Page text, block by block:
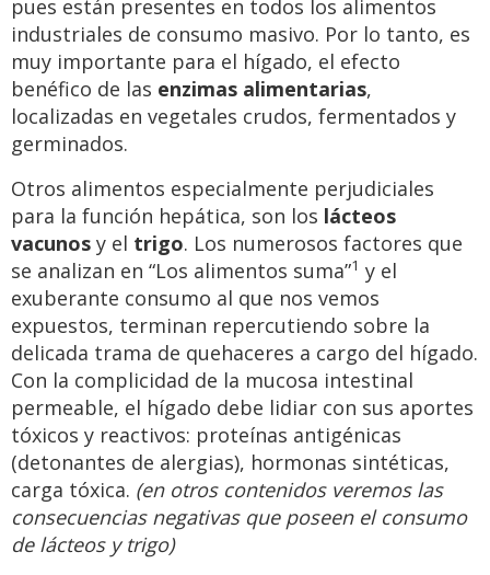
pues están presentes en todos los alimentos
industriales de consumo masivo. Por lo tanto, es
muy importante para el hígado, el efecto
benéfico de las enzimas alimentarias,
localizadas en vegetales crudos, fermentados y
germinados.
Otros alimentos especialmente perjudiciales
para la función hepática, son los lácteos
vacunos y el trigo. Los numerosos factores que
se analizan en “Los alimentos suma”1 y el
exuberante consumo al que nos vemos
expuestos, terminan repercutiendo sobre la
delicada trama de quehaceres a cargo del hígado.
Con la complicidad de la mucosa intestinal
permeable, el hígado debe lidiar con sus aportes
tóxicos y reactivos: proteínas antigénicas
(detonantes de alergias), hormonas sintéticas,
carga tóxica. (en otros contenidos veremos las
consecuencias negativas que poseen el consumo
de lácteos y trigo)